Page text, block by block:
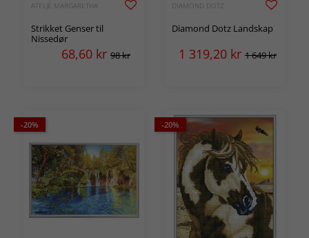
ATELJÉ MARGARETHA
Strikket Genser til
Nissedør
68,60 kr 98 kr
DIAMOND DOTZ
Diamond Dotz Landskap
1 319,20 kr 1 649 kr
-20% -20%